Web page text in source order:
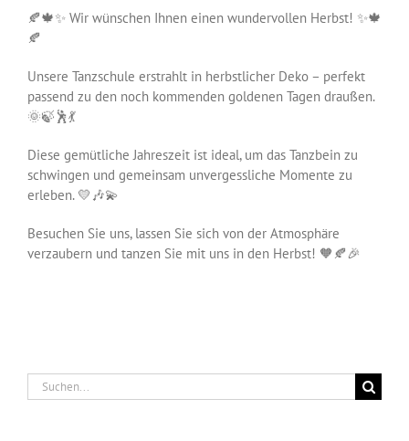
grösseres
Bild
🍂🍁✨ Wir wünschen Ihnen einen wundervollen Herbst! ✨🍁
🍂
Unsere Tanzschule erstrahlt in herbstlicher Deko – perfekt
passend zu den noch kommenden goldenen Tagen draußen.
🌞🍃🕺💃
Diese gemütliche Jahreszeit ist ideal, um das Tanzbein zu
schwingen und gemeinsam unvergessliche Momente zu
erleben. 💛🎶💫
Besuchen Sie uns, lassen Sie sich von der Atmosphäre
verzaubern und tanzen Sie mit uns in den Herbst! 🧡🍂🎉
Suche
nach: